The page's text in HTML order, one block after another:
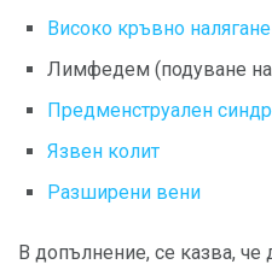
Високо кръвно налягане
Лимфедем (подуване на
Предменструален
Язвен колит
Разширени вени
В допълнение, се казва,